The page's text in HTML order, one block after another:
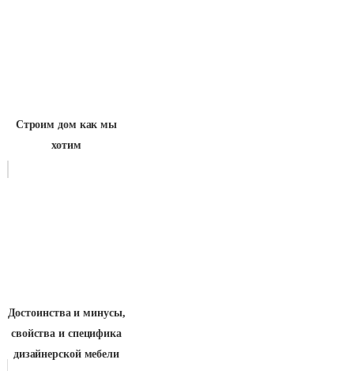
Строим дом как мы
хотим
Достоинства и минусы,
свойства и специфика
дизайнерской мебели